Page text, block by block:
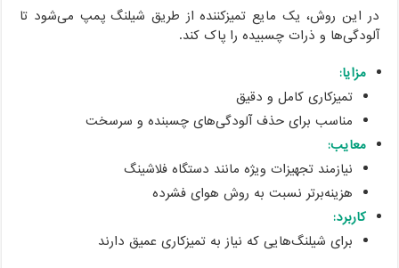
در این روش، یک مایع تمیزکننده از طریق شیلنگ پمپ می‌شود تا
آلودگی‌ها و ذرات چسبیده را پاک کند.
مزایا:
تمیزکاری کامل و دقیق
مناسب برای حذف آلودگی‌های چسبنده و سرسخت
معایب:
نیازمند تجهیزات ویژه مانند دستگاه فلاشینگ
هزینه‌برتر نسبت به روش هوای فشرده
کاربرد:
برای شیلنگ‌هایی که نیاز به تمیزکاری عمیق دارند